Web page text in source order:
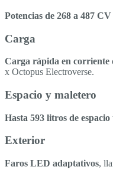
Potencias de 268 a 487 CV
Carga
Carga rápida en corriente
x Octopus Electroverse.
Espacio y maletero
Hasta 593 litros de
Exterior
Faros LED adaptativos,